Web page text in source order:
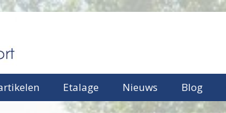
Etalage Nieuws Blog